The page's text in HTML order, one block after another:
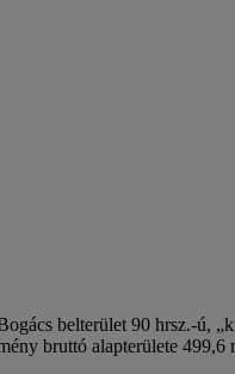
belterület 90 hrsz.-ú,
bruttó alapterülete 499,6